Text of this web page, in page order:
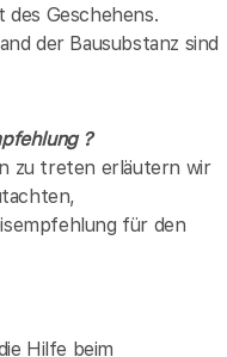
des Geschehens.
der Bausubstanz sind
?
zu treten erläutern wir
für den
Hilfe beim